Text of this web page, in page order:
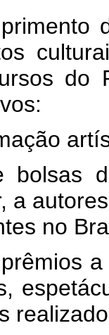
do
bolsas
a
no